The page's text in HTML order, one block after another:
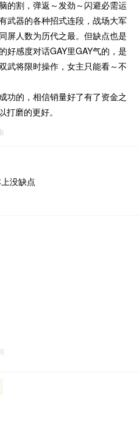
的割，弹返～发劲～闪避必需运
武器的各种招式连段，战场大军
屏人数为历代之最。但缺点也是
好感度对话GAY里GAY气的，是
武将限时操作，女主只能看～不
功的，相信销量好了有了资金之
打磨的更好。
没缺点